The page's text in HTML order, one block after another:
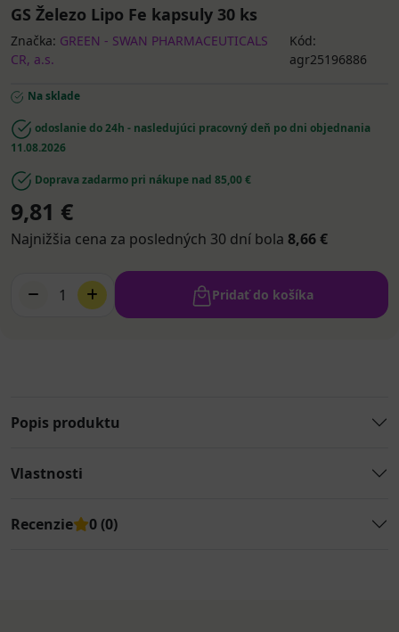
GS Železo Lipo Fe kapsuly 30 ks
Značka: GREEN - SWAN PHARMACEUTICALS
CR, a.s.
Kód:
agr25196886
Na sklade
odoslanie do 24h - nasledujúci pracovný deň po dni objednania
11.08.2026
Doprava zadarmo pri nákupe nad 85,00 €
9,81 €
Najnižšia cena za posledných 30 dní bola 8,66 €
1 Pridať do košíka
Popis produktu
Vlastnosti
Recenzie 0 (0)